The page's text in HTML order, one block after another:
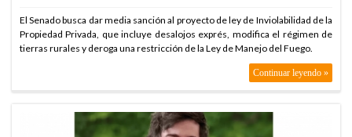
El Senado busca dar media sanción al proyecto de ley de Inviolabilidad de la
Propiedad Privada, que incluye desalojos exprés, modifica el régimen de
tierras rurales y deroga una restricción de la Ley de Manejo del Fuego.
Continuar leyendo »